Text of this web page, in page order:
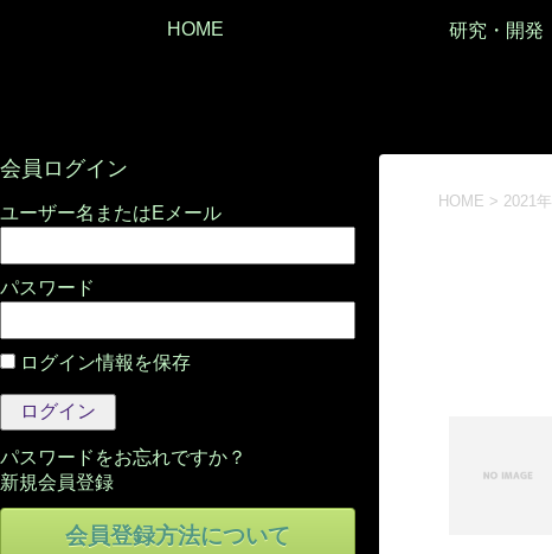
HOME 研究・開発
HOME > 2021年
会員ログイン
パスワード
ログイン情報を保存
パスワードをお忘れですか？
会員登録方法について